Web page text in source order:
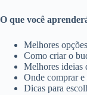
O que você
Melhores
Como criar o
Melhores ideias
Onde comprar e
Dicas para